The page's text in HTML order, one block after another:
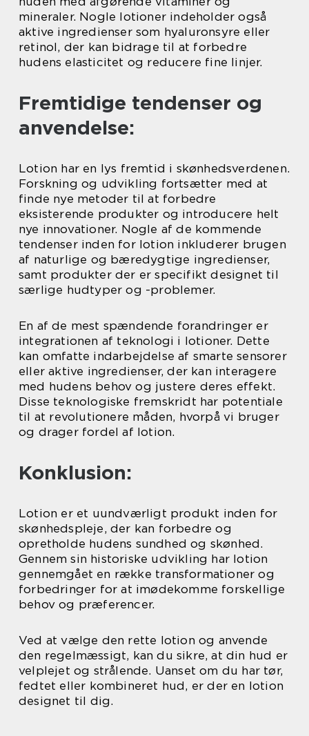
mineraler. Nogle lotioner indeholder også
aktive ingredienser som hyaluronsyre eller
retinol, der kan bidrage til at forbedre
hudens elasticitet og reducere fine linjer.
Fremtidige tendenser og
anvendelse:
Lotion har en lys fremtid i skønhedsverdenen.
Forskning og udvikling fortsætter med at
finde nye metoder til at forbedre
eksisterende produkter og introducere helt
nye innovationer. Nogle af de kommende
tendenser inden for lotion inkluderer brugen
af naturlige og bæredygtige ingredienser,
samt produkter der er specifikt designet til
særlige hudtyper og -problemer.
En af de mest spændende forandringer er
integrationen af teknologi i lotioner. Dette
kan omfatte indarbejdelse af smarte sensorer
eller aktive ingredienser, der kan interagere
med hudens behov og justere deres effekt.
Disse teknologiske fremskridt har potentiale
til at revolutionere måden, hvorpå vi bruger
og drager fordel af lotion.
Konklusion:
Lotion er et uundværligt produkt inden for
skønhedspleje, der kan forbedre og
opretholde hudens sundhed og skønhed.
Gennem sin historiske udvikling har lotion
gennemgået en række transformationer og
forbedringer for at imødekomme forskellige
behov og præferencer.
Ved at vælge den rette lotion og anvende
den regelmæssigt, kan du sikre, at din hud er
velplejet og strålende. Uanset om du har tør,
fedtet eller kombineret hud, er der en lotion
designet til dig.